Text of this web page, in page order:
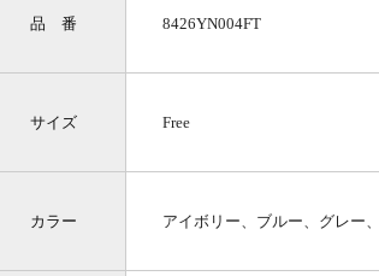
品 番 8426YN004FT
サイズ Free
カラー アイボリー、ブルー、グレー